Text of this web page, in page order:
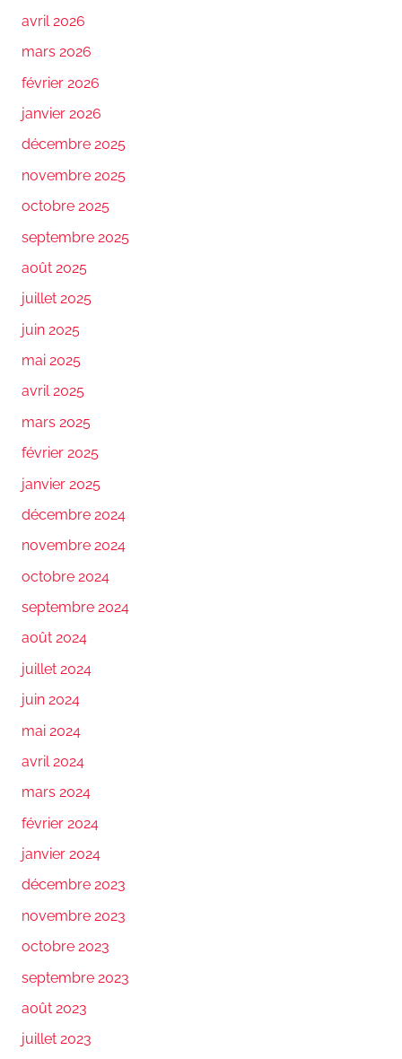
avril 2026
mars 2026
février 2026
janvier 2026
décembre 2025
novembre 2025
octobre 2025
septembre 2025
août 2025
juillet 2025
juin 2025
mai 2025
avril 2025
mars 2025
février 2025
janvier 2025
décembre 2024
novembre 2024
octobre 2024
septembre 2024
août 2024
juillet 2024
juin 2024
mai 2024
avril 2024
mars 2024
février 2024
janvier 2024
décembre 2023
novembre 2023
octobre 2023
septembre 2023
août 2023
juillet 2023